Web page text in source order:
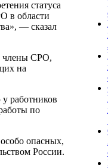
статуса
в области
— сказал
члены СРО,
на
работников
по
опасных,
России.